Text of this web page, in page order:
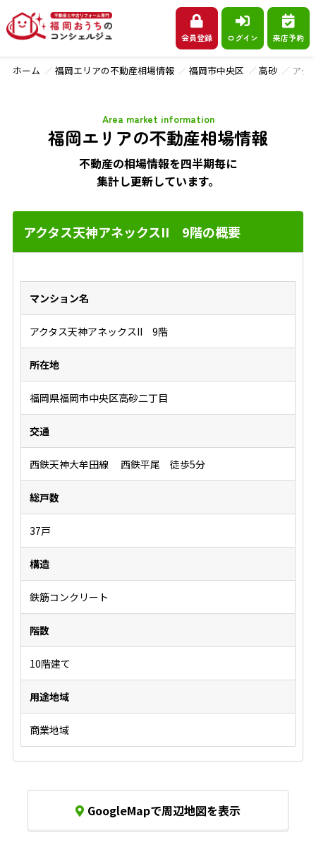
会員登録 ログイン 来店予約
ホーム 福岡エリアの不動産相場情報 福岡市中央区 高砂 アク
福岡エリアの不動産相場情報
Area market information
不動産の相場情報を四半期毎に
集計し更新しています。
アクタス天神アネックスII 9階の概要
マンション名
アクタス天神アネックスII 9階
所在地
福岡県福岡市中央区高砂二丁目
交通
西鉄天神大牟田線 西鉄平尾 徒歩5分
総戸数
37戸
構造
鉄筋コンクリート
階数
10階建て
用途地域
商業地域
GoogleMapで周辺地図を表示